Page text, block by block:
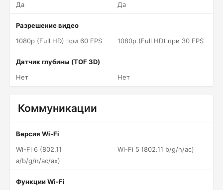
Да
Да
Разрешение видео
1080p (Full HD) при 60 FPS
1080p (Full HD) при 30 FPS
Датчик глубины (TOF 3D)
Нет
Нет
Коммуникации
Версия Wi-Fi
Wi-Fi 6 (802.11
a/b/g/n/ac/ax)
Wi-Fi 5 (802.11 b/g/n/ac)
Функции Wi-Fi